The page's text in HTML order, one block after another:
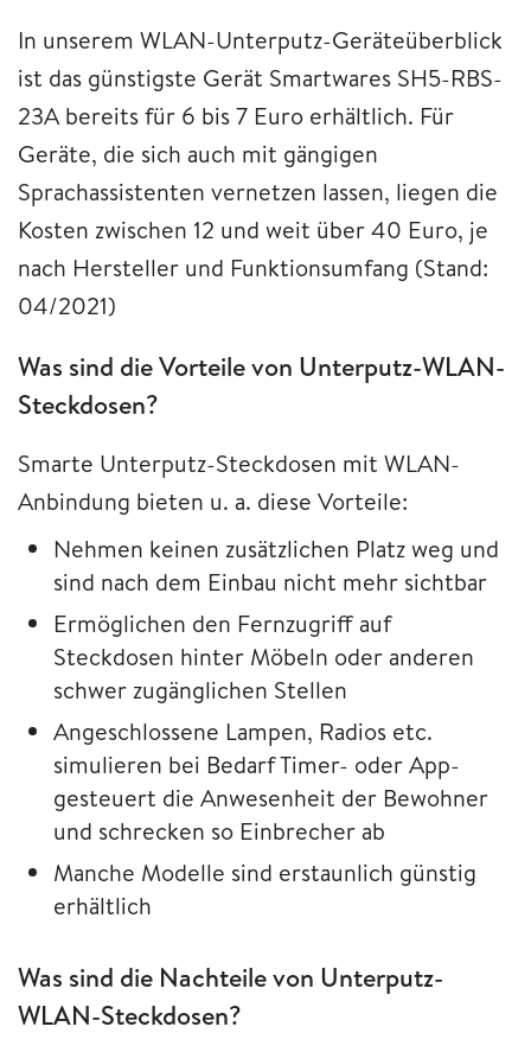
In unserem WLAN-Unterputz-Geräteüberblick
ist das günstigste Gerät Smartwares SH5-RBS-
23A bereits für 6 bis 7 Euro erhältlich. Für
Geräte, die sich auch mit gängigen
Sprachassistenten vernetzen lassen, liegen die
Kosten zwischen 12 und weit über 40 Euro, je
nach Hersteller und Funktionsumfang (Stand:
04/2021)
Was sind die Vorteile von Unterputz-WLAN-
Steckdosen?
Smarte Unterputz-Steckdosen mit WLAN-
Anbindung bieten u. a. diese Vorteile:
Nehmen keinen zusätzlichen Platz weg und
sind nach dem Einbau nicht mehr sichtbar
Ermöglichen den Fernzugriff auf
Steckdosen hinter Möbeln oder anderen
schwer zugänglichen Stellen
Angeschlossene Lampen, Radios etc.
simulieren bei Bedarf Timer- oder App-
gesteuert die Anwesenheit der Bewohner
und schrecken so Einbrecher ab
Manche Modelle sind erstaunlich günstig
erhältlich
Was sind die Nachteile von Unterputz-
WLAN-Steckdosen?